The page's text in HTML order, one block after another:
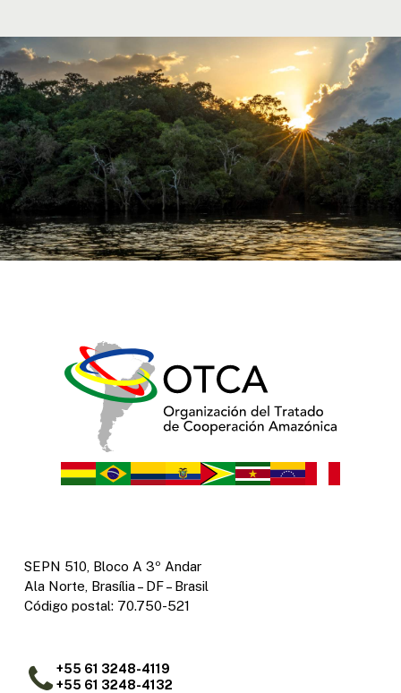
SEPN 510, Bloco A 3º Andar
Ala Norte, Brasília – DF – Brasil
Código postal: 70.750-521
+55 61 3248-4119
+55 61 3248-4132